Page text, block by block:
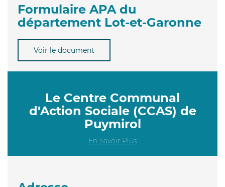
Formulaire APA du
département Lot-et-Garonne
Voir le document
Le Centre Communal
d'Action Sociale (CCAS) de
Puymirol
En Savoir Plus